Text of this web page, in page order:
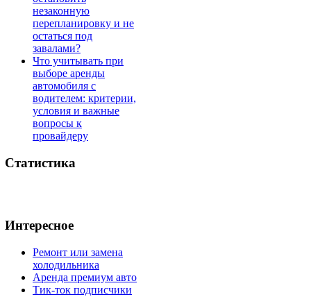
незаконную
перепланировку и не
остаться под
завалами?
Что учитывать при
выборе аренды
автомобиля с
водителем: критерии,
условия и важные
вопросы к
провайдеру
Статистика
Интересное
Ремонт или замена
холодильника
Аренда премиум авто
Тик-ток подписчики